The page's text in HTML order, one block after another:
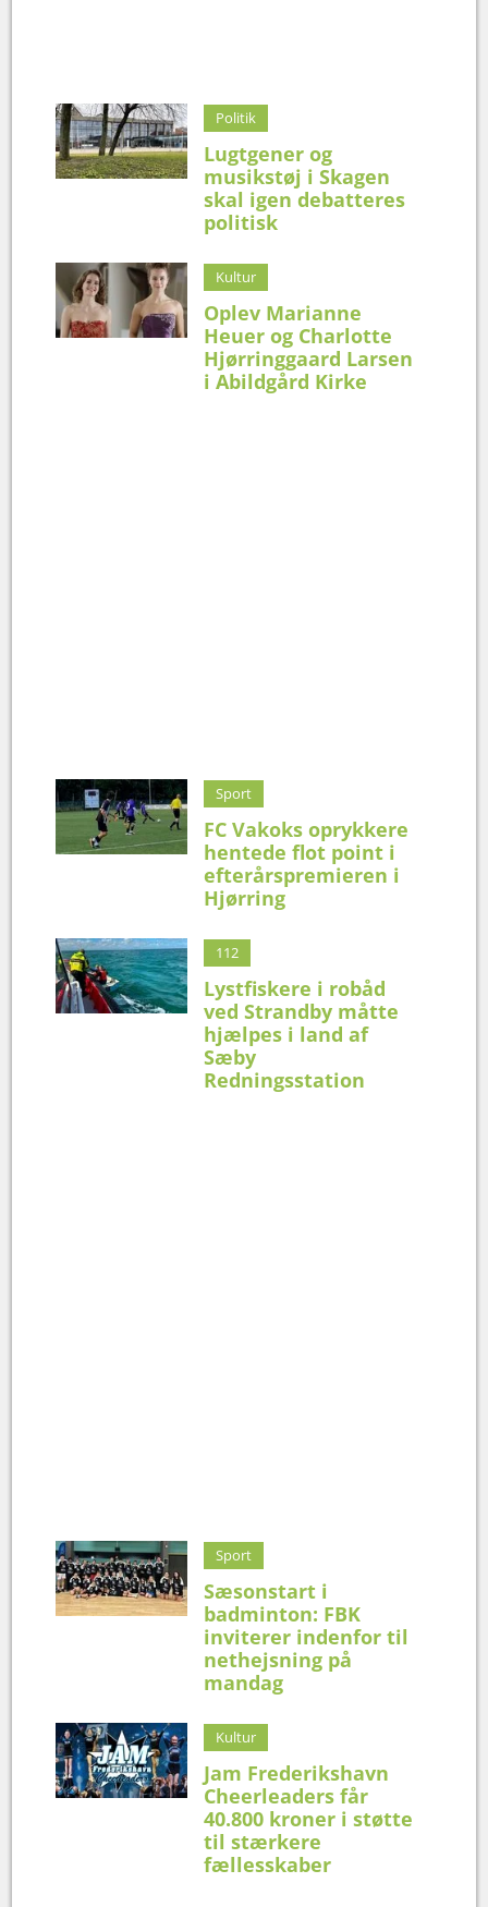
Politik
Lugtgener og
musikstøj i Skagen
skal igen debatteres
politisk
Kultur
Oplev Marianne
Heuer og Charlotte
Hjørringgaard Larsen
i Abildgård Kirke
Sport
FC Vakoks oprykkere
hentede flot point i
efterårspremieren i
Hjørring
112
Lystfiskere i robåd
ved Strandby måtte
hjælpes i land af
Sæby
Redningsstation
Sport
Sæsonstart i
badminton: FBK
inviterer indenfor til
nethejsning på
mandag
Kultur
Jam Frederikshavn
Cheerleaders får
40.800 kroner i støtte
til stærkere
fællesskaber